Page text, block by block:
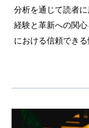
分析を通じて読者に
経験と革新への関
における信頼でき